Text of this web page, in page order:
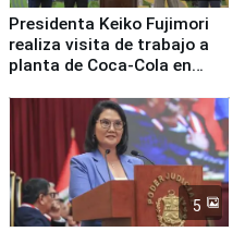
Presidenta Keiko Fujimori
realiza visita de trabajo a
planta de Coca-Cola en
5